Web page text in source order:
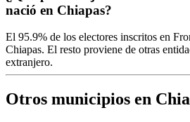
nació en Chiapas?
El 95.9% de los electores inscritos en
Chiapas. El resto proviene de otras
extranjero.
Otros municipios en